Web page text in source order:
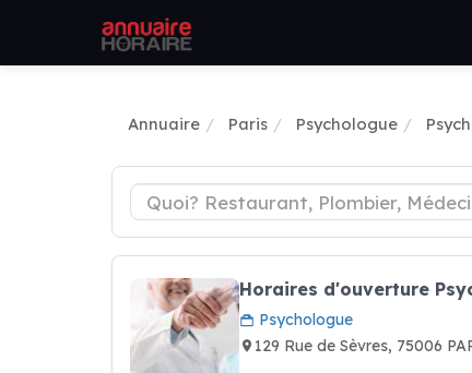
Annuaire Paris Psychologue
Horaires d'ouverture
Psychologue
129 Rue de Sèvres, 75006